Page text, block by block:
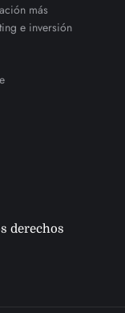
más
e inversión
derechos